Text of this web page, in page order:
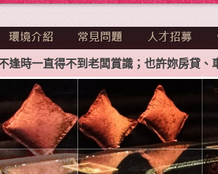
一直得不到老闆賞識；也許妳房貸、車